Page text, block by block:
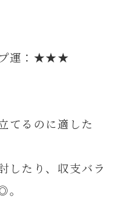
プ運：★★★
てるのに適した
したり、収支バラ